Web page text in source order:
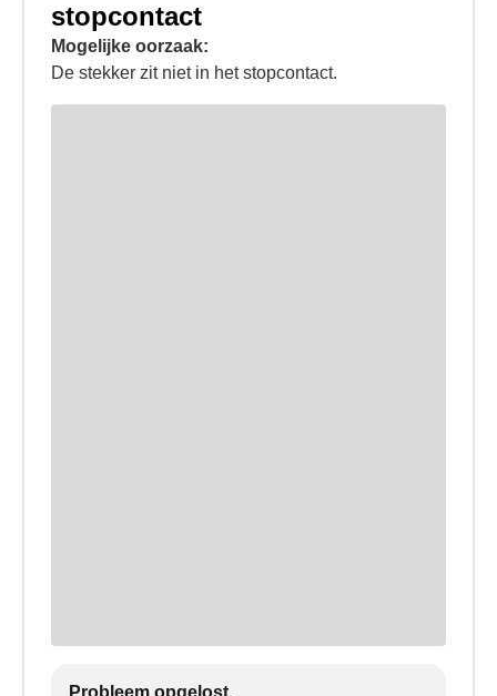
stopcontact
Mogelijke oorzaak:
De stekker zit niet in het stopcontact.
Probleem opgelost.